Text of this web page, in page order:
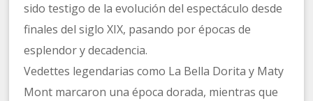
sido testigo de la evolución del espectáculo desde
finales del siglo XIX, pasando por épocas de
esplendor y decadencia.
Vedettes legendarias como La Bella Dorita y Maty
Mont marcaron una época dorada, mientras que